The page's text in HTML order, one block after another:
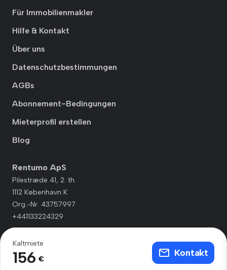
Kaltmiete
156 €
Kontakt
Für Immobilienmakler
Hilfe & Kontakt
Über uns
Datenschutzbestimmungen
AGBs
Abonnement-Bedingungen
Mieterprofil erstellen
Blog
Rentumo ApS
Pilestræde 41, 2. th.
1112 København K
Org.-Nr. 43757997
+441133224329